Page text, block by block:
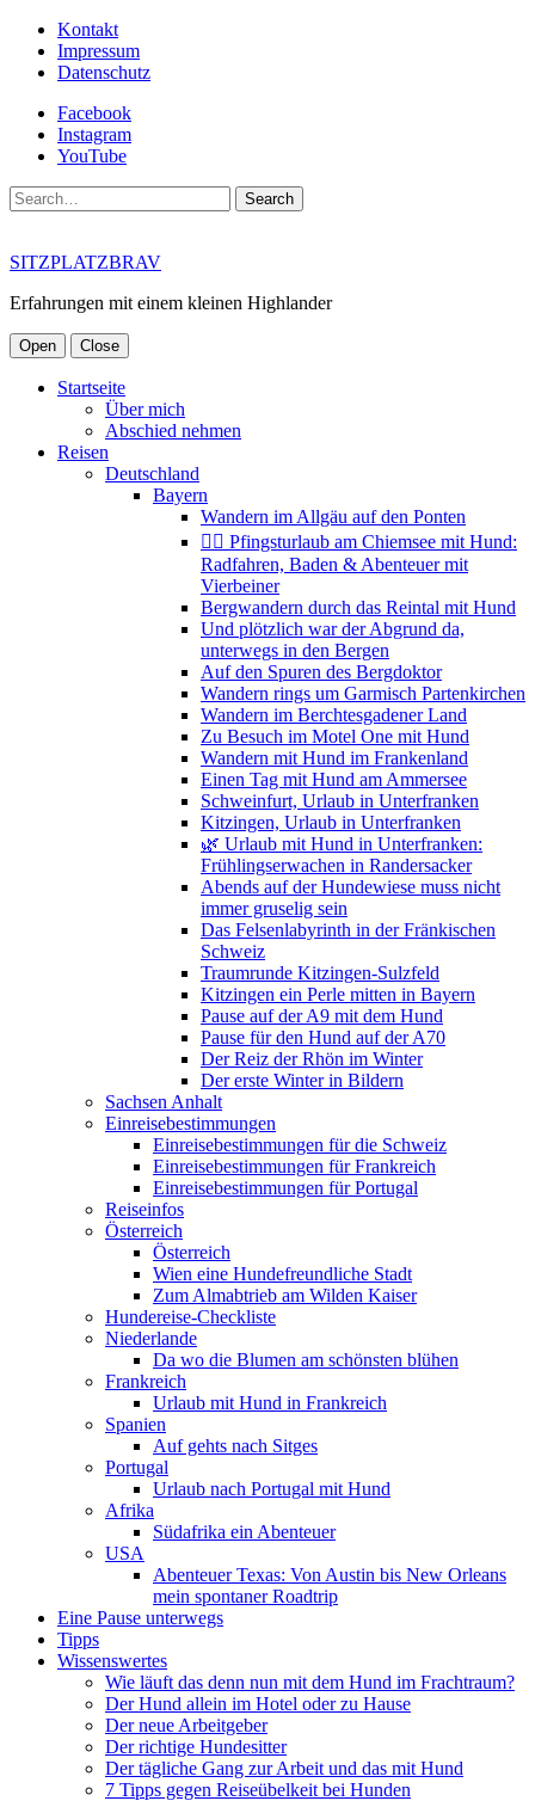
Kontakt
Impressum
Datenschutz
Facebook
Instagram
YouTube
Search
SITZPLATZBRAV
Erfahrungen mit einem kleinen Highlander
Open Close
Startseite
Über mich
Abschied nehmen
Reisen
Deutschland
Bayern
Wandern im Allgäu auf den Ponten
🚴‍♀️ Pfingsturlaub am Chiemsee mit Hund:
Radfahren, Baden & Abenteuer mit
Vierbeiner
Bergwandern durch das Reintal mit Hund
Und plötzlich war der Abgrund da,
unterwegs in den Bergen
Auf den Spuren des Bergdoktor
Wandern rings um Garmisch Partenkirchen
Wandern im Berchtesgadener Land
Zu Besuch im Motel One mit Hund
Wandern mit Hund im Frankenland
Einen Tag mit Hund am Ammersee
Schweinfurt, Urlaub in Unterfranken
Kitzingen, Urlaub in Unterfranken
🌿 Urlaub mit Hund in Unterfranken:
Frühlingserwachen in Randersacker
Abends auf der Hundewiese muss nicht
immer gruselig sein
Das Felsenlabyrinth in der Fränkischen
Schweiz
Traumrunde Kitzingen-Sulzfeld
Kitzingen ein Perle mitten in Bayern
Pause auf der A9 mit dem Hund
Pause für den Hund auf der A70
Der Reiz der Rhön im Winter
Der erste Winter in Bildern
Sachsen Anhalt
Einreisebestimmungen
Einreisebestimmungen für die Schweiz
Einreisebestimmungen für Frankreich
Einreisebestimmungen für Portugal
Reiseinfos
Österreich
Österreich
Wien eine Hundefreundliche Stadt
Zum Almabtrieb am Wilden Kaiser
Hundereise-Checkliste
Niederlande
Da wo die Blumen am schönsten blühen
Frankreich
Urlaub mit Hund in Frankreich
Spanien
Auf gehts nach Sitges
Portugal
Urlaub nach Portugal mit Hund
Afrika
Südafrika ein Abenteuer
USA
Abenteuer Texas: Von Austin bis New Orleans
mein spontaner Roadtrip
Eine Pause unterwegs
Tipps
Wissenswertes
Wie läuft das denn nun mit dem Hund im Frachtraum?
Der Hund allein im Hotel oder zu Hause
Der neue Arbeitgeber
Der richtige Hundesitter
Der tägliche Gang zur Arbeit und das mit Hund
7 Tipps gegen Reiseübelkeit bei Hunden